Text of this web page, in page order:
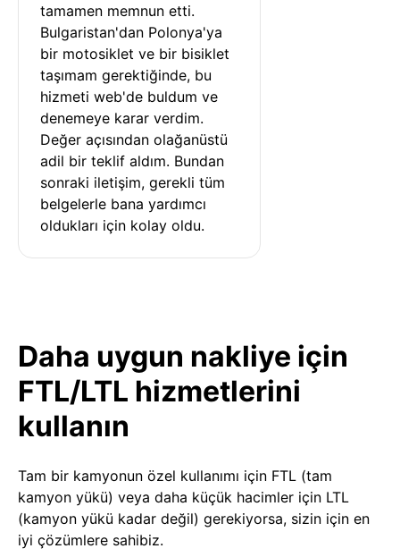
tamamen memnun etti.
Bulgaristan'dan Polonya'ya
bir motosiklet ve bir bisiklet
taşımam gerektiğinde, bu
hizmeti web'de buldum ve
denemeye karar verdim.
Değer açısından olağanüstü
adil bir teklif aldım. Bundan
sonraki iletişim, gerekli tüm
belgelerle bana yardımcı
oldukları için kolay oldu.
Daha uygun nakliye için
FTL/LTL hizmetlerini
kullanın
Tam bir kamyonun özel kullanımı için FTL (tam
kamyon yükü) veya daha küçük hacimler için LTL
(kamyon yükü kadar değil) gerekiyorsa, sizin için en
iyi çözümlere sahibiz.